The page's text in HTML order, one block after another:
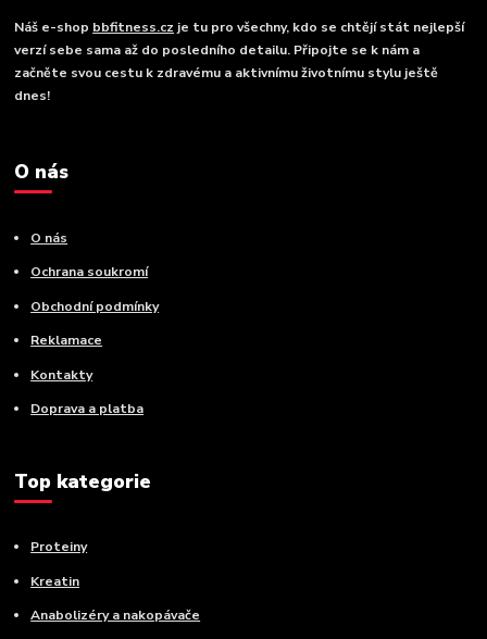
Náš e-shop bbfitness.cz je tu pro všechny, kdo se chtějí stát nejlepší
verzí sebe sama až do posledního detailu. Připojte se k nám a
začněte svou cestu k zdravému a aktivnímu životnímu stylu ještě
dnes!
O nás
O nás
Ochrana soukromí
Obchodní podmínky
Reklamace
Kontakty
Doprava a platba
Top kategorie
Proteiny
Kreatin
Anabolizéry a nakopávače